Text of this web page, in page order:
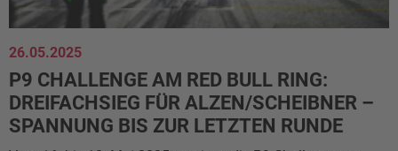
26.05.2025
P9 CHALLENGE AM RED BULL RING:
DREIFACHSIEG FÜR ALZEN/SCHEIBNER –
SPANNUNG BIS ZUR LETZTEN RUNDE